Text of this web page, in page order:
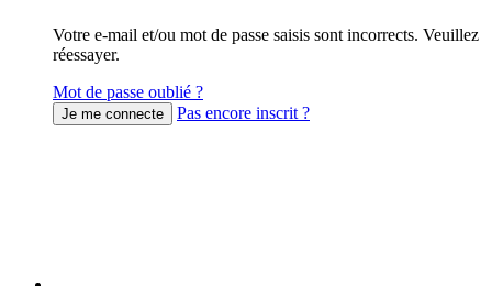
Votre e-mail et/ou mot de passe saisis sont incorrects. Veuillez
réessayer.
Mot de passe oublié ?
Pas encore inscrit ?